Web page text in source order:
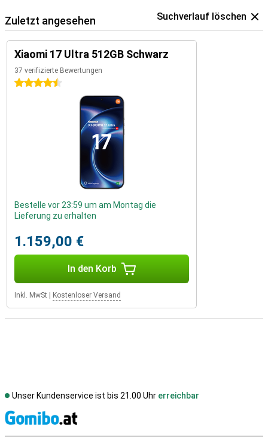
Zuletzt angesehen Suchverlauf löschen
Xiaomi 17 Ultra 512GB Schwarz
37 verifizierte Bewertungen
4.5 Sterne
Bestelle vor 23:59 um am Montag die
Lieferung zu erhalten
1.159,00 €
In den Korb
Inkl. MwSt Kostenloser Versand
Unser Kundenservice ist bis 21.00 Uhr erreichbar